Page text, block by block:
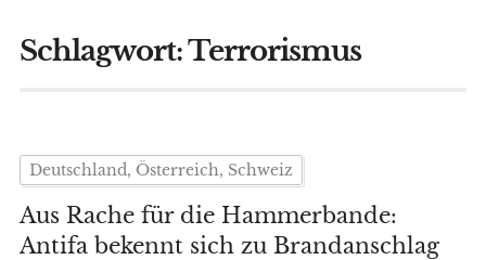
Schlagwort:Terrorismus
Deutschland, Österreich, Schweiz
Aus Rache für die Hammerbande:
Antifa bekennt sich zu Brandanschlag